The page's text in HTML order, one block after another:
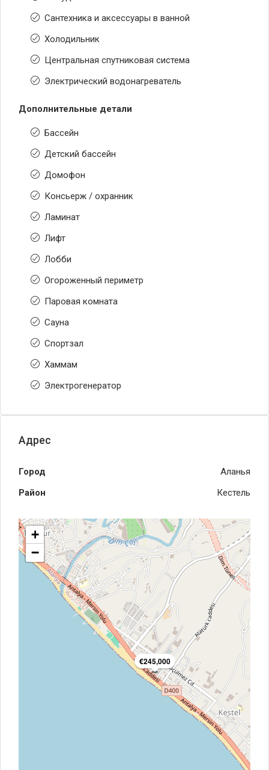
Сантехника и аксессуары в ванной
Холодильник
Центральная спутниковая система
Электрический водонагреватель
Дополнительные детали
Бассейн
Детский бассейн
Домофон
Консьерж / охранник
Ламинат
Лифт
Лобби
Огороженный периметр
Паровая комната
Сауна
Спортзал
Хаммам
Электрогенератор
Адрес
Город
Аланья
Район
Кестель
€245,000
+
−